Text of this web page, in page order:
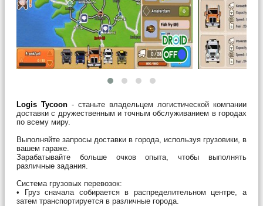
Logis Tycoon - станьте владельцем логистической компании
доставки с дружественным и точным обслуживанием в городах
по всему миру.
Выполняйте запросы доставки в города, используя грузовики, в
вашем гараже.
Зарабатывайте больше очков опыта, чтобы выполнять
различные задания.
Система грузовых перевозок:
• Груз сначала собирается в распределительном центре, а
затем транспортируется в различные города.